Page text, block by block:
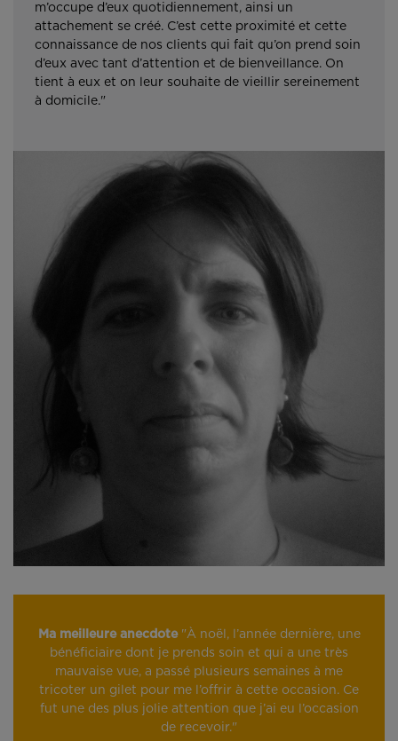
m’occupe d’eux quotidiennement, ainsi un
attachement se créé. C’est cette proximité et cette
connaissance de nos clients qui fait qu’on prend soin
d’eux avec tant d’attention et de bienveillance. On
tient à eux et on leur souhaite de vieillir sereinement
à domicile."
Ma meilleure anecdote "À noël, l’année dernière, une
bénéficiaire dont je prends soin et qui a une très
mauvaise vue, a passé plusieurs semaines à me
tricoter un gilet pour me l’offrir à cette occasion. Ce
fut une des plus jolie attention que j’ai eu l’occasion
de recevoir."